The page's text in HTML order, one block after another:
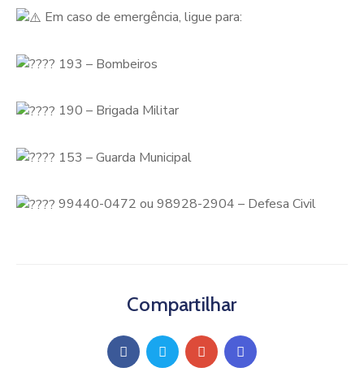
Em caso de emergência, ligue para:
193 – Bombeiros
190 – Brigada Militar
153 – Guarda Municipal
99440-0472 ou 98928-2904 – Defesa Civil
Compartilhar